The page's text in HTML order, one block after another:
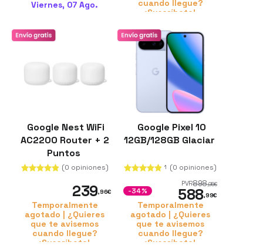
Viernes, 07 Ago.
cuando llegue?
¡Suscríbete!
Google Nest WiFi
AC2200 Router + 2
Puntos
(0 opiniones)
239,96€
Temporalmente
agotado | ¿Quieres
que te avisemos
cuando llegue?
¡Suscríbete!
Google Pixel 10
12GB/128GB Glaciar
1 (0 opiniones)
PVR898,95€
588,99€
-34%
Temporalmente
agotado | ¿Quieres
que te avisemos
cuando llegue?
¡Suscríbete!